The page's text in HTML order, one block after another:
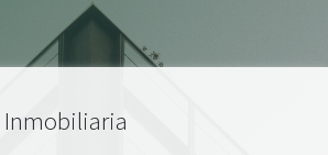
Inmobiliaria